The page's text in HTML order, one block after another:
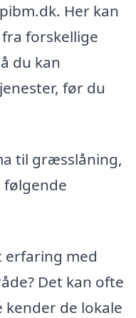
Her kan
forskellige
du kan
før du
til græsslåning,
erfaring med
Det kan ofte
de lokale